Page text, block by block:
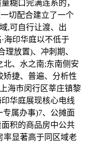
糊口完满连系的，
切配合建立了一个
,可自行让渡、出
海印华庭以不低于
理放置)、冲刺期、
北、水之南;东南侧安
矫捷、普遍、分析性
海市闵行区莘庄镇黎
华庭展现核心电线
属办事)7、公摊面
积的商品房中公共
率显著高于同区域老